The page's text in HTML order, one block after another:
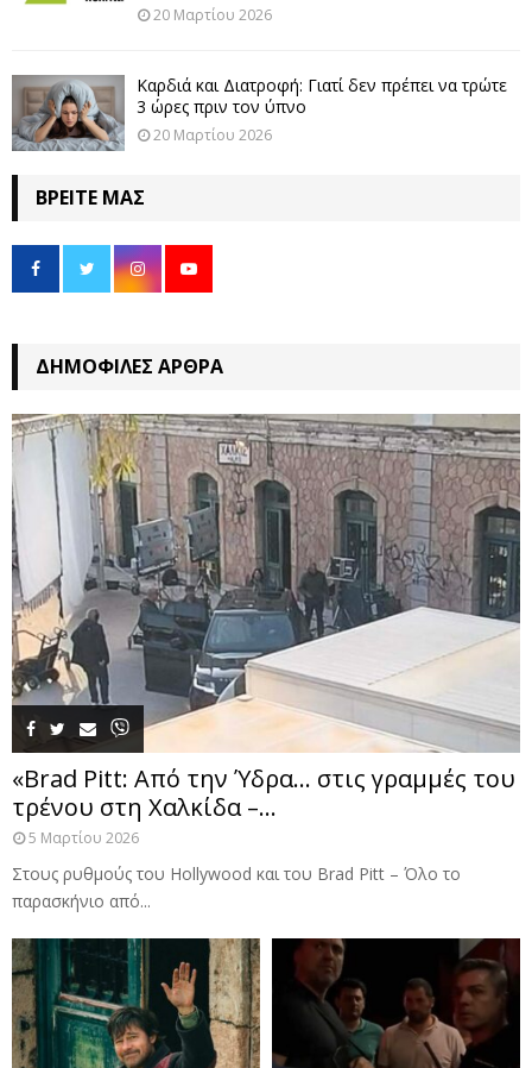
20 Μαρτίου 2026
Καρδιά και Διατροφή: Γιατί δεν πρέπει να τρώτε
3 ώρες πριν τον ύπνο
20 Μαρτίου 2026
ΒΡΕΊΤΕ ΜΑΣ
ΔΗΜΟΦΙΛΈΣ ΆΡΘΡΑ
«Brad Pitt: Από την Ύδρα… στις γραμμές του
τρένου στη Χαλκίδα –...
5 Μαρτίου 2026
Στους ρυθμούς του Hollywood και του Brad Pitt – Όλο το
παρασκήνιο από...